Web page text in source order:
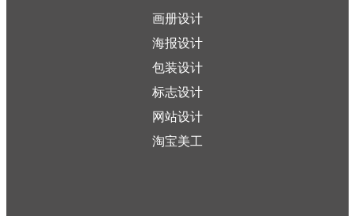
画册设计
海报设计
包装设计
标志设计
网站设计
淘宝美工